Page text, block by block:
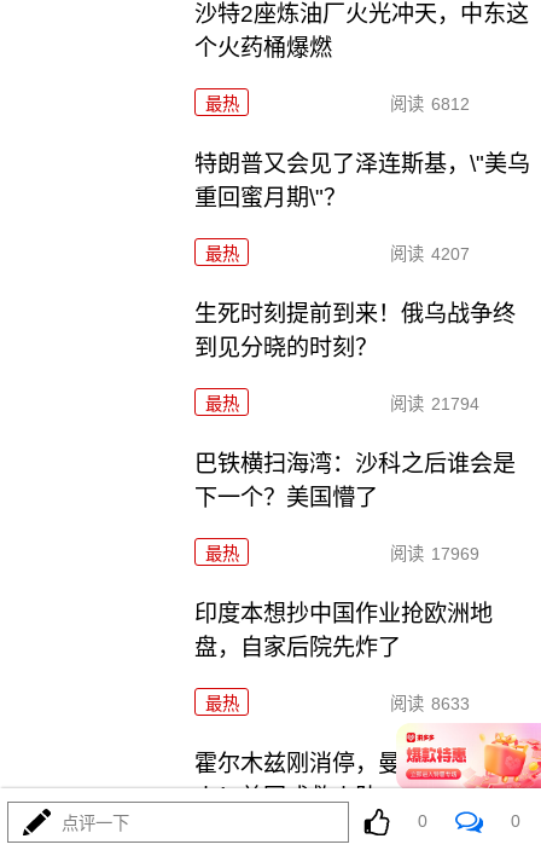
沙特2座炼油厂火光冲天，中东这
个火药桶爆燃
最热 阅读 6812
特朗普又会见了泽连斯基，\"美乌
重回蜜月期\"？
最热 阅读 4207
生死时刻提前到来！俄乌战争终
到见分晓的时刻？
最热 阅读 21794
巴铁横扫海湾：沙科之后谁会是
下一个？美国懵了
最热 阅读 17969
印度本想抄中国作业抢欧洲地
盘，自家后院先炸了
最热 阅读 8633
霍尔木兹刚消停，曼德海峡又起
火！美国成救火队
点评一下 0 0